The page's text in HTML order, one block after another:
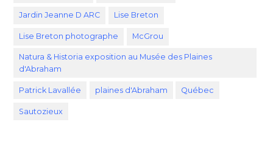
Jardin Jeanne D ARC Lise Breton
Lise Breton photographe McGrou
Natura & Historia exposition au Musée des Plaines
d'Abraham
Patrick Lavallée plaines d'Abraham Québec
Sautozieux